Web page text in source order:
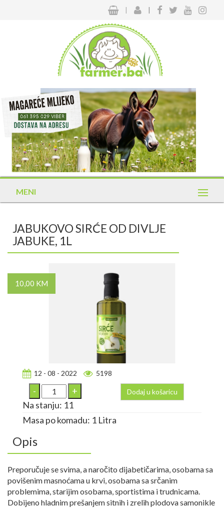
| |
MENI
JABUKOVO SIRĆE OD DIVLJE
JABUKE, 1L
10,00 KM
12 - 08 - 2022 5198
Dodaj u košaricu
Na stanju: 11
Masa po komadu: 1 Litra
Opis
Preporučuje se svima, a naročito dijabetičarima, osobama sa
povišenim masnoćama u krvi, osobama sa srčanim
problemima, starijim osobama, sportistima i trudnicama.
Dobijeno hladnim prešanjem sitnih i zrelih plodova samonikle